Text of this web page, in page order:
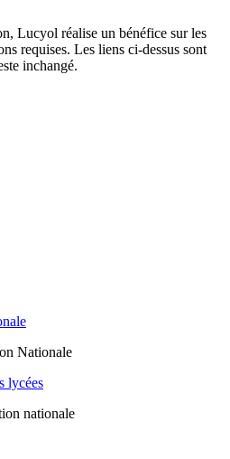
Lucyol réalise un bénéfice sur les
requises. Les liens ci-dessus sont
inchangé.
Nationale
lycées
nationale